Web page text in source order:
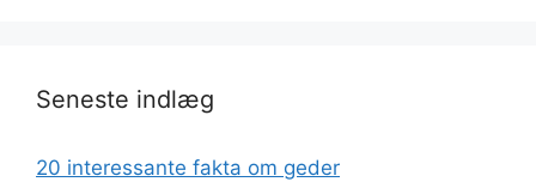
Seneste indlæg
20 interessante fakta om geder